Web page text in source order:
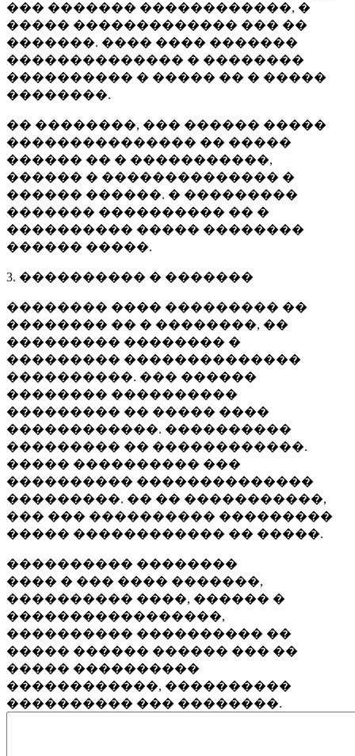
��� ������� ������������, �
����� ������������� ��� ��
�������. ���� ���� �������
�������������� � ��������
���������� � ����� �� � �����
��������.
�� ��������, ��� ������ �����
��������������� �� �����
������ �� � �����������,
������ � �������������� �
������ ������. � ���������
������� ���������� �� �
���������� ����� ��������
������ �����.
3. ���������� � �������
�������� ���� ��������� ��
�������� �� � ��������, ��
��������� �������� �
��������� ��������������
����������. ��� ������
�������� ����������
��������� �� ����� ����
������������. ����������
��������� �� ������������.
����� ���������� ���
���������� ��������������
���������. �� �� �����������,
��� ��� ���������� ���������
����� ������������ �� �����.
���������� ��������
���� � ��� ���� �������,
���������� ����, ������ �
�����������������,
���������� ���������� ��
����� ������ ������ ��� ��
����� ����������
������������, ����������
���������� ��� ��������.